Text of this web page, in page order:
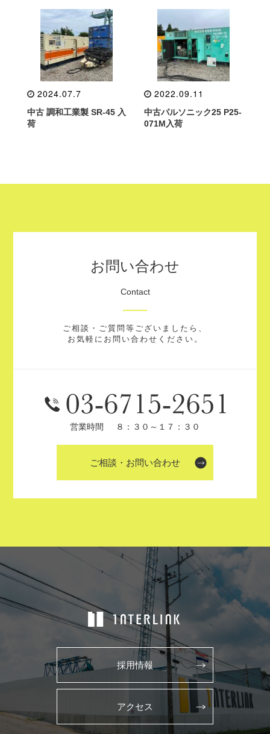
2024.07.7
中古 調和工業製 SR-45 入
荷
2022.09.11
中古パルソニック25 P25-
071M入荷
お問い合わせ
Contact
ご相談・ご質問等ございましたら、
お気軽にお問い合わせください。
営業時間 ８：３０～１７：３０
ご相談・お問い合わせ
採用情報
アクセス